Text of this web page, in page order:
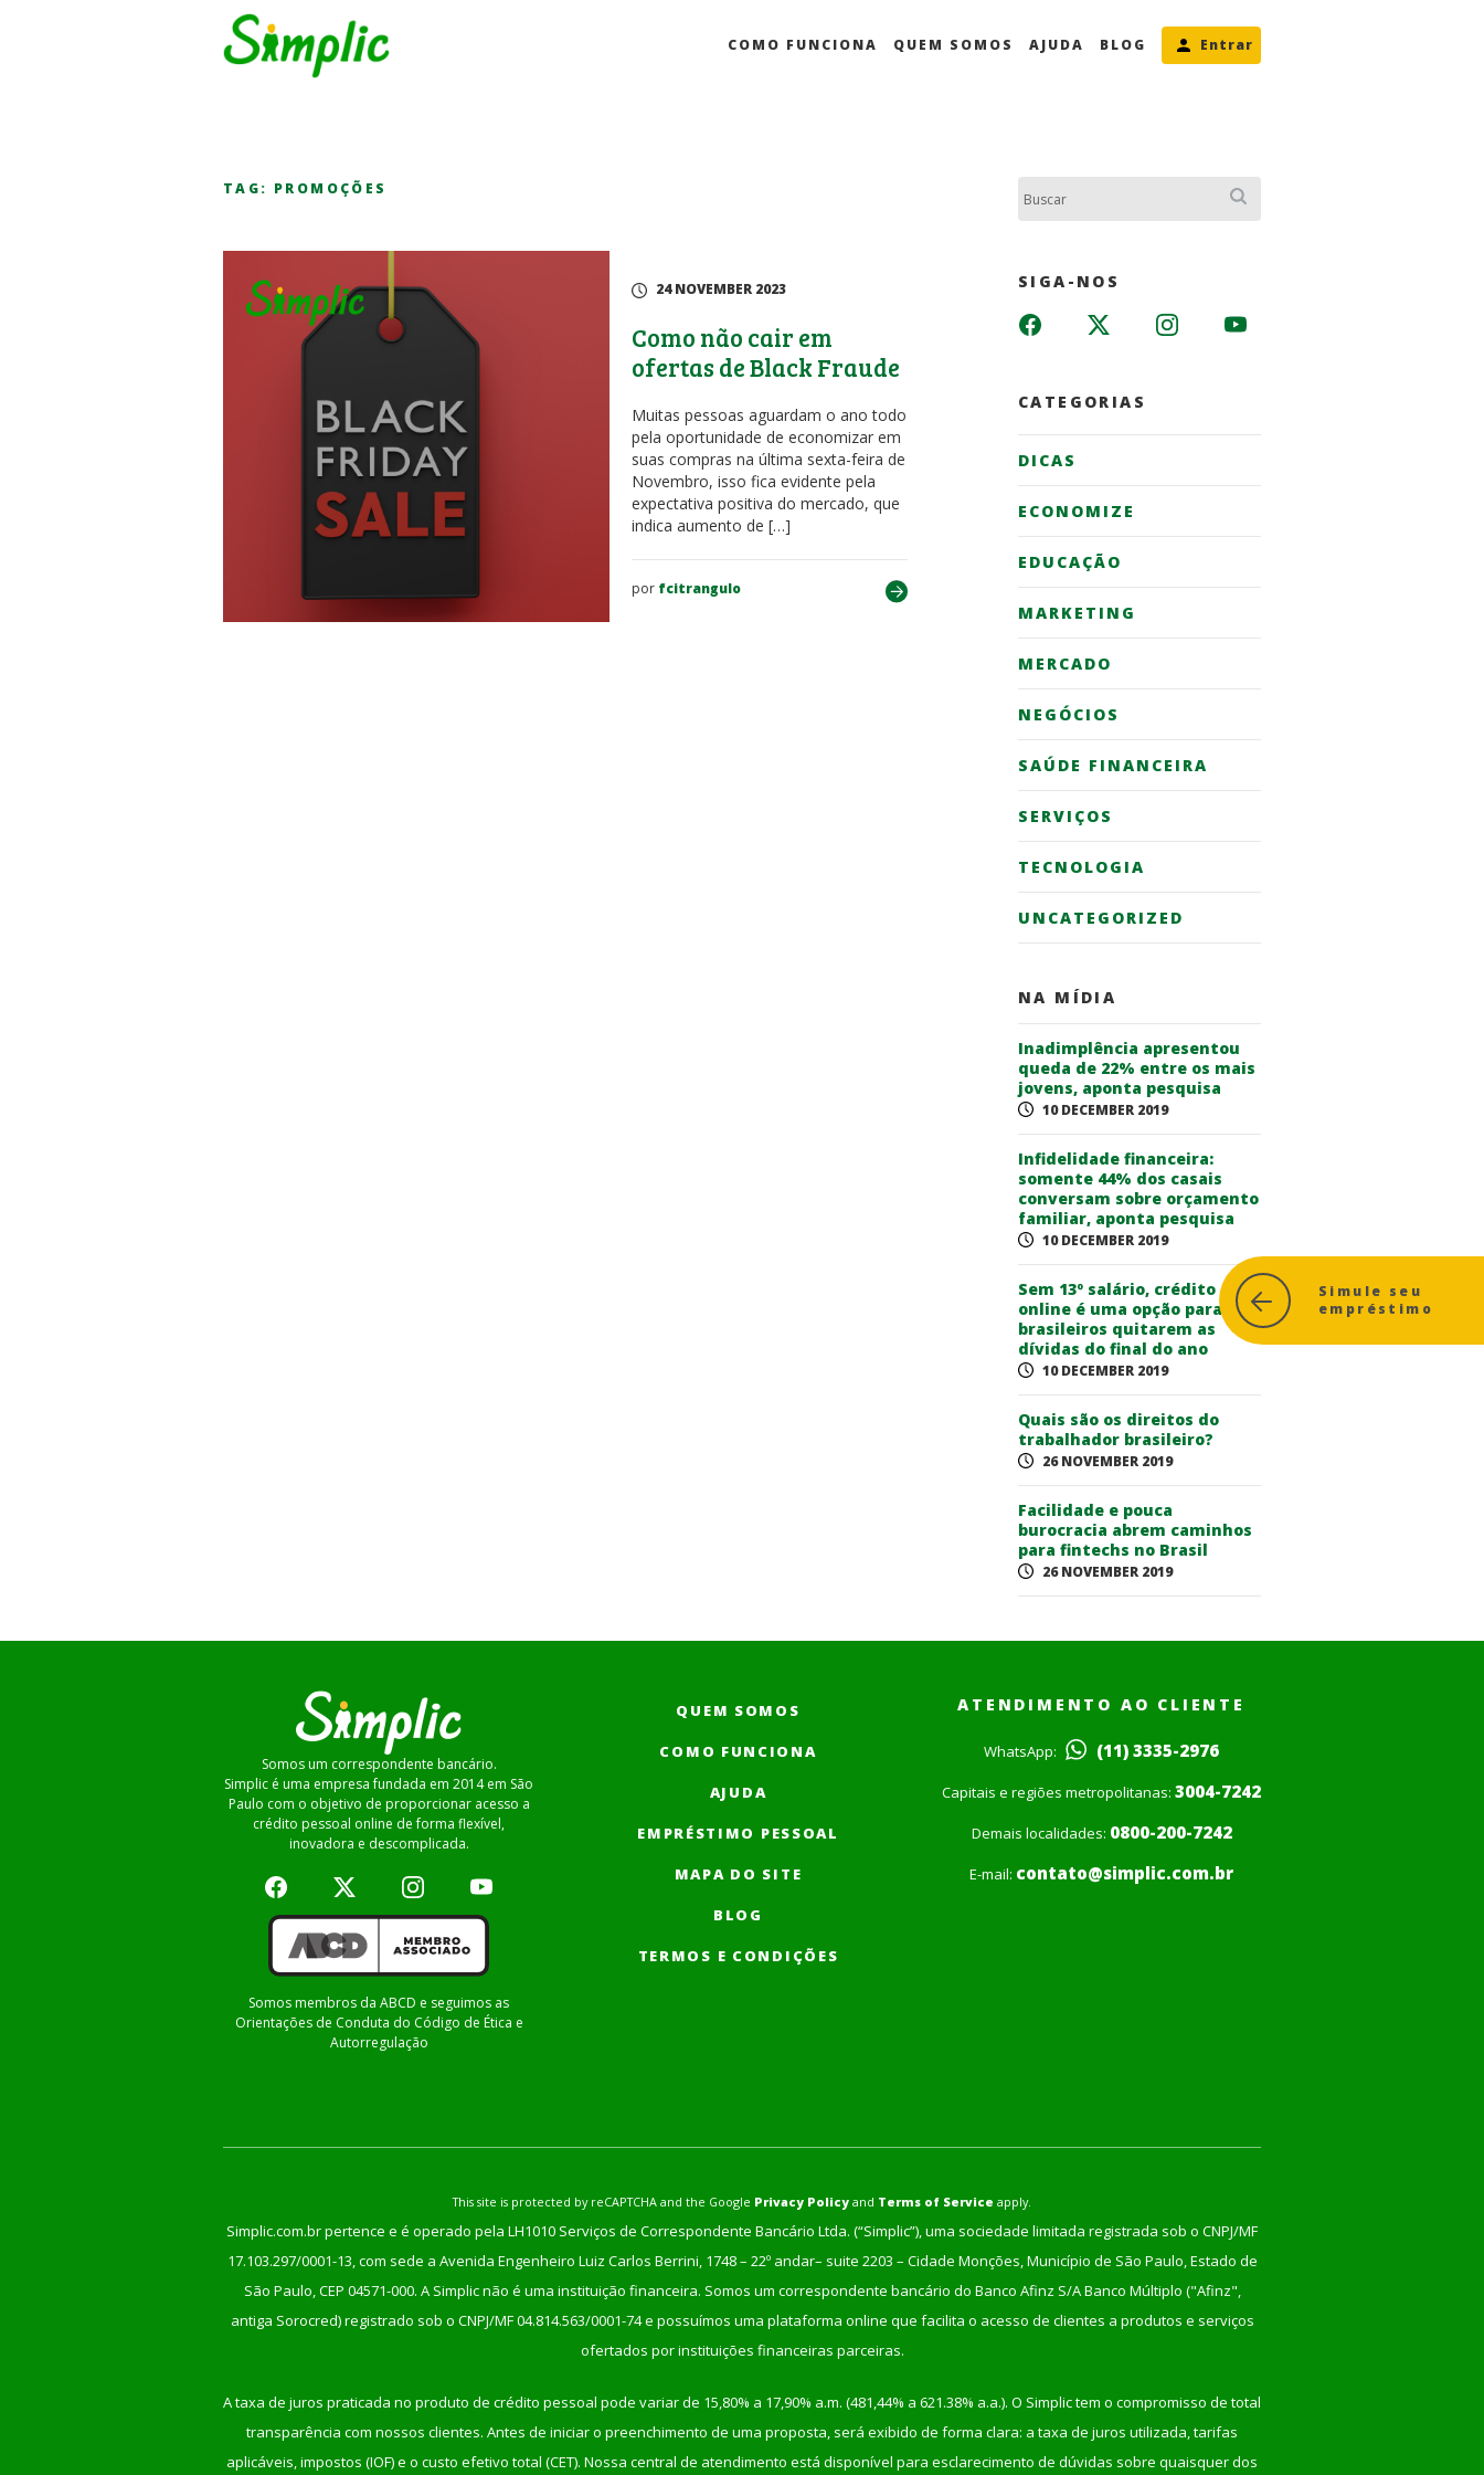
COMO FUNCIONA QUEM SOMOS AJUDA BLOG Entrar
TAG: PROMOÇÕES
24 NOVEMBER 2023
Como não cair em
ofertas de Black Fraude
Muitas pessoas aguardam o ano todo
pela oportunidade de economizar em
suas compras na última sexta-feira de
Novembro, isso fica evidente pela
expectativa positiva do mercado, que
indica aumento de […]
por fcitrangulo
SIGA-NOS
CATEGORIAS
DICAS
ECONOMIZE
EDUCAÇÃO
MARKETING
MERCADO
NEGÓCIOS
SAÚDE FINANCEIRA
SERVIÇOS
TECNOLOGIA
UNCATEGORIZED
NA MÍDIA
Inadimplência apresentou
queda de 22% entre os mais
jovens, aponta pesquisa
10 DECEMBER 2019
Infidelidade financeira:
somente 44% dos casais
conversam sobre orçamento
familiar, aponta pesquisa
10 DECEMBER 2019
Sem 13º salário, crédito
online é uma opção para
brasileiros quitarem as
dívidas do final do ano
10 DECEMBER 2019
Quais são os direitos do
trabalhador brasileiro?
26 NOVEMBER 2019
Facilidade e pouca
burocracia abrem caminhos
para fintechs no Brasil
26 NOVEMBER 2019
Somos um correspondente bancário.
Simplic é uma empresa fundada em 2014 em São
Paulo com o objetivo de proporcionar acesso a
crédito pessoal online de forma flexível,
inovadora e descomplicada.
Somos membros da ABCD e seguimos as
Orientações de Conduta do Código de Ética e
Autorregulação
QUEM SOMOS
COMO FUNCIONA
AJUDA
EMPRÉSTIMO PESSOAL
MAPA DO SITE
BLOG
TERMOS E CONDIÇÕES
ATENDIMENTO AO CLIENTE
WhatsApp: (11) 3335-2976
Capitais e regiões metropolitanas: 3004-7242
Demais localidades: 0800-200-7242
E-mail: contato@simplic.com.br
This site is protected by reCAPTCHA and the Google Privacy Policy and Terms of Service apply.
Simplic.com.br pertence e é operado pela LH1010 Serviços de Correspondente Bancário Ltda. (“Simplic”), uma sociedade limitada registrada sob o CNPJ/MF
17.103.297/0001-13, com sede a Avenida Engenheiro Luiz Carlos Berrini, 1748 – 22º andar– suite 2203 – Cidade Monções, Município de São Paulo, Estado de
São Paulo, CEP 04571-000. A Simplic não é uma instituição financeira. Somos um correspondente bancário do Banco Afinz S/A Banco Múltiplo ("Afinz",
antiga Sorocred) registrado sob o CNPJ/MF 04.814.563/0001-74 e possuímos uma plataforma online que facilita o acesso de clientes a produtos e serviços
ofertados por instituições financeiras parceiras.
A taxa de juros praticada no produto de crédito pessoal pode variar de 15,80% a 17,90% a.m. (481,44% a 621.38% a.a.). O Simplic tem o compromisso de total
transparência com nossos clientes. Antes de iniciar o preenchimento de uma proposta, será exibido de forma clara: a taxa de juros utilizada, tarifas
aplicáveis, impostos (IOF) e o custo efetivo total (CET). Nossa central de atendimento está disponível para esclarecimento de dúvidas sobre quaisquer dos
Simule seu
empréstimo